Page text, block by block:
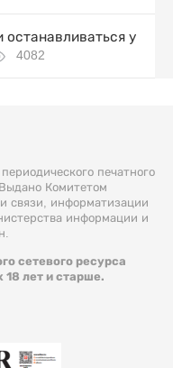
у
4082
печатного
Комитетом
связи, информатизации
информации и
сетевого ресурса
18 лет и старше.